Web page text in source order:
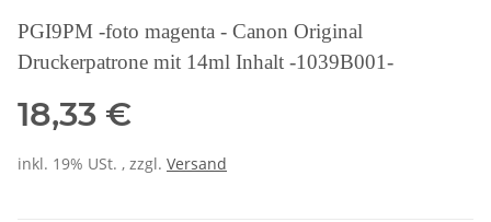
PGI9PM -foto magenta - Canon Original
Druckerpatrone mit 14ml Inhalt -1039B001-
18,33 €
inkl. 19% USt. , zzgl. Versand